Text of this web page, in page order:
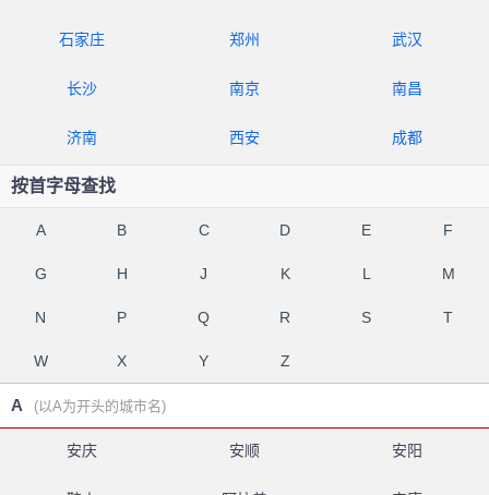
石家庄 郑州 武汉
长沙 南京 南昌
济南 西安 成都
按首字母查找
A B C D E F
G H J K L M
N P Q R S T
W X Y Z
A (以A为开头的城市名)
安庆 安顺 安阳